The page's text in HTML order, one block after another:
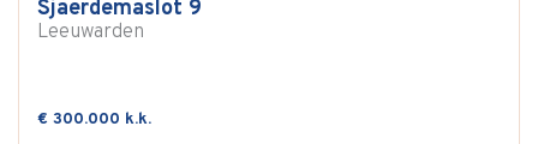
Sjaerdemaslot 9
Leeuwarden
€ 300.000 k.k.